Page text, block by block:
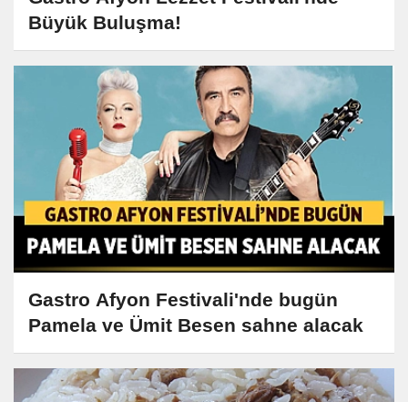
Büyük Buluşma!
Gastro Afyon Festivali'nde bugün
Pamela ve Ümit Besen sahne alacak